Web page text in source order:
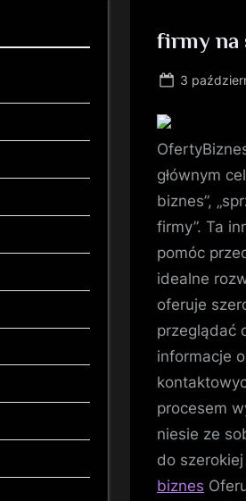
firmy na
Posted
3
głównym
biznes”,
firmy”. Ta
pomóc
idealne
oferuje
przeglądać
informacje
procesem
niesie ze
do
biznes